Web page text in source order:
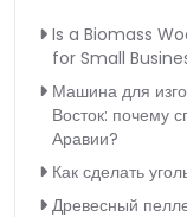
Is a Biomass
for Small
Машина для
Восток: почему
Аравии?
Как сделать
Древесный